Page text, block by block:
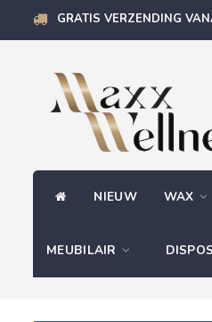
GRATIS VERZENDING
NIEUW WAX
MEUBILAIR